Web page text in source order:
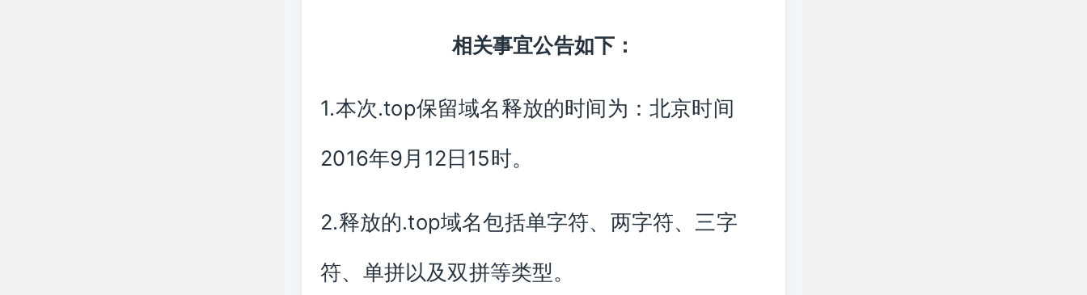
相关事宜公告如下：
1.本次.top保留域名释放的时间为：北京时间
2016年9月12日15时。
2.释放的.top域名包括单字符、两字符、三字
符、单拼以及双拼等类型。